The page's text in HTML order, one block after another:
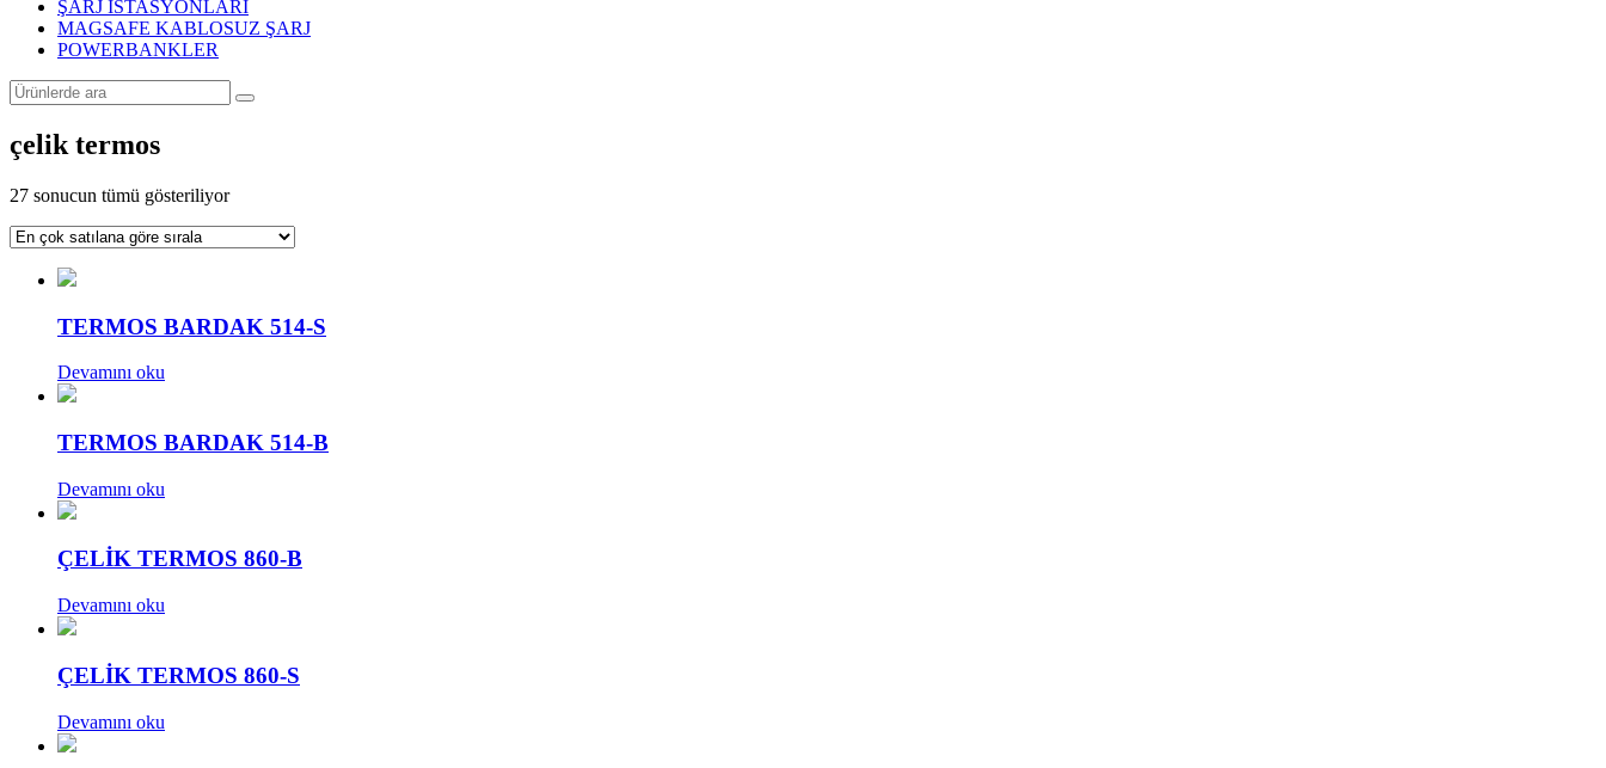
ŞARJ İSTASYONLARI
MAGSAFE KABLOSUZ ŞARJ
POWERBANKLER
çelik termos
27 sonucun tümü gösteriliyorPopülerliğe
sıralandı
TERMOS BARDAK 514-S
Devamını oku
TERMOS BARDAK 514-B
Devamını oku
ÇELİK TERMOS 860-B
Devamını oku
ÇELİK TERMOS 860-S
Devamını oku